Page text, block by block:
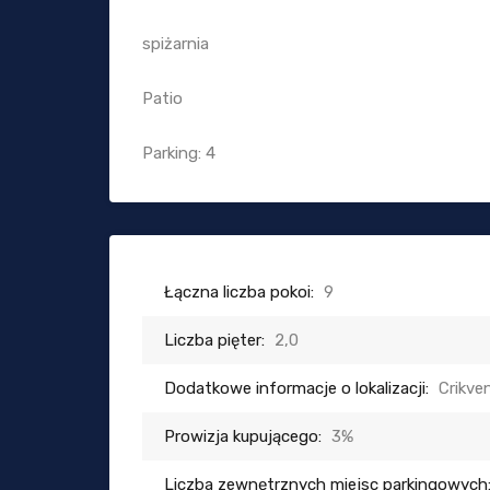
spiżarnia
Patio
Parking: 4
Łączna liczba pokoi: 9
Liczba pięter: 2,0
Dodatkowe informacje o lokalizacji:
Prowizja kupującego: 3%
Liczba zewnętrznych miejsc parkingowych: